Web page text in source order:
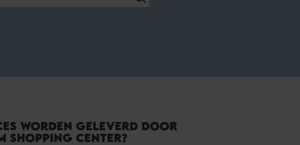
WORDEN GELEVERD DOOR
SHOPPING CENTER?